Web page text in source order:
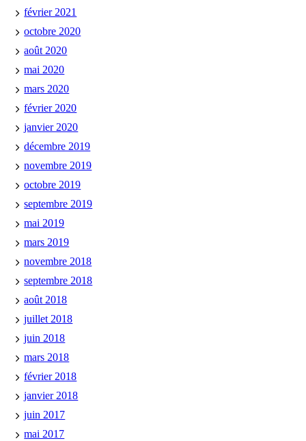
février 2021
octobre 2020
août 2020
mai 2020
mars 2020
février 2020
janvier 2020
décembre 2019
novembre 2019
octobre 2019
septembre 2019
mai 2019
mars 2019
novembre 2018
septembre 2018
août 2018
juillet 2018
juin 2018
mars 2018
février 2018
janvier 2018
juin 2017
mai 2017